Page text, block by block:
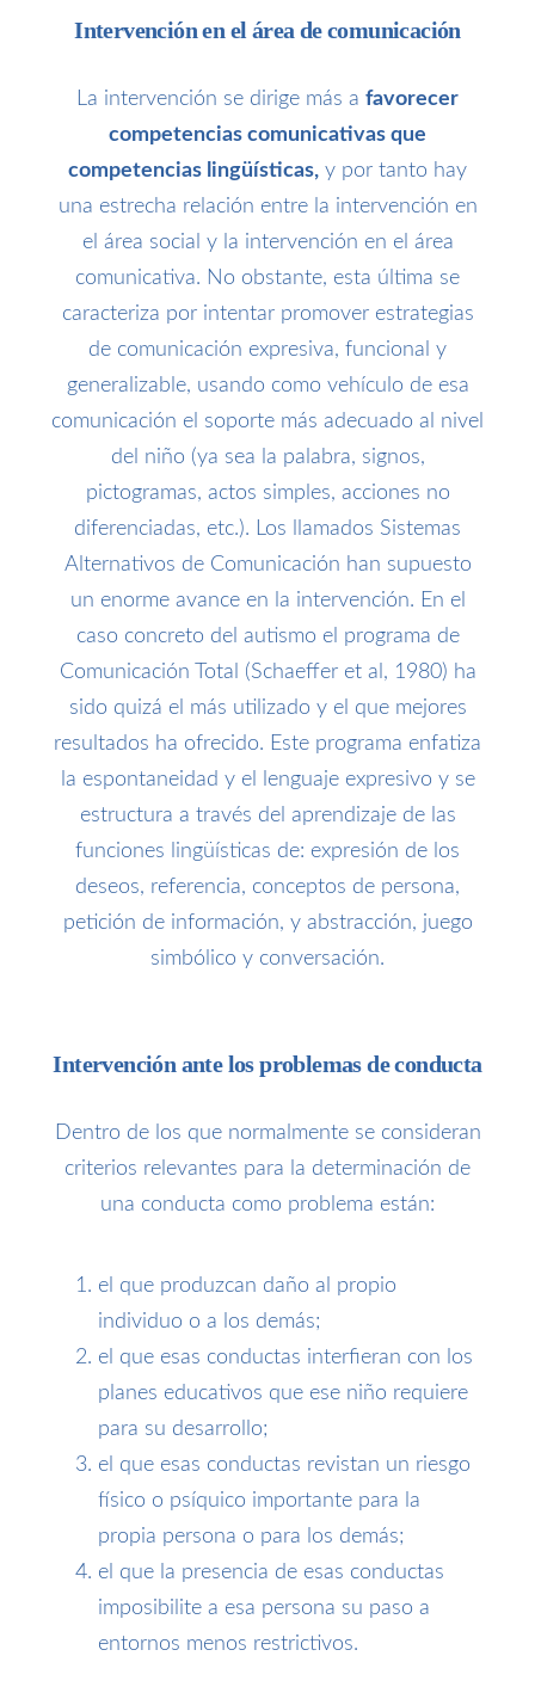
Intervención en el área de comunicación
La intervención se dirige más a favorecer
competencias comunicativas que
competencias lingüísticas, y por tanto hay
una estrecha relación entre la intervención en
el área social y la intervención en el área
comunicativa. No obstante, esta última se
caracteriza por intentar promover estrategias
de comunicación expresiva, funcional y
generalizable, usando como vehículo de esa
comunicación el soporte más adecuado al nivel
del niño (ya sea la palabra, signos,
pictogramas, actos simples, acciones no
diferenciadas, etc.). Los llamados Sistemas
Alternativos de Comunicación han supuesto
un enorme avance en la intervención. En el
caso concreto del autismo el programa de
Comunicación Total (Schaeffer et al, 1980) ha
sido quizá el más utilizado y el que mejores
resultados ha ofrecido. Este programa enfatiza
la espontaneidad y el lenguaje expresivo y se
estructura a través del aprendizaje de las
funciones lingüísticas de: expresión de los
deseos, referencia, conceptos de persona,
petición de información, y abstracción, juego
simbólico y conversación.
Intervención ante los problemas de conducta
Dentro de los que normalmente se consideran
criterios relevantes para la determinación de
una conducta como problema están:
el que produzcan daño al propio
individuo o a los demás;
el que esas conductas interfieran con los
planes educativos que ese niño requiere
para su desarrollo;
el que esas conductas revistan un riesgo
físico o psíquico importante para la
propia persona o para los demás;
el que la presencia de esas conductas
imposibilite a esa persona su paso a
entornos menos restrictivos.